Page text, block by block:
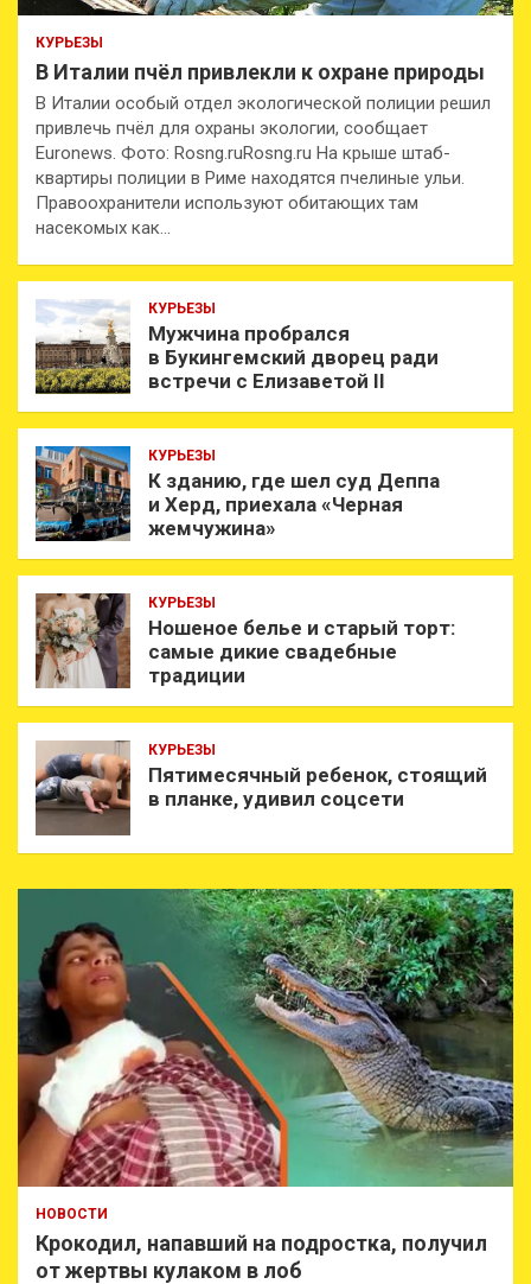
КУРЬЕЗЫ
В Италии пчёл привлекли к охране природы
В Италии особый отдел экологической полиции решил
привлечь пчёл для охраны экологии, сообщает
Euronews. Фото: Rosng.ruRosng.ru На крыше штаб-
квартиры полиции в Риме находятся пчелиные ульи.
Правоохранители используют обитающих там
насекомых как…
КУРЬЕЗЫ
Мужчина пробрался
в Букингемский дворец ради
встречи с Елизаветой II
КУРЬЕЗЫ
К зданию, где шел суд Деппа
и Херд, приехала «Черная
жемчужина»
КУРЬЕЗЫ
Ношеное белье и старый торт:
самые дикие свадебные
традиции
КУРЬЕЗЫ
Пятимесячный ребенок, стоящий
в планке, удивил соцсети
НОВОСТИ
Крокодил, напавший на подростка, получил
от жертвы кулаком в лоб